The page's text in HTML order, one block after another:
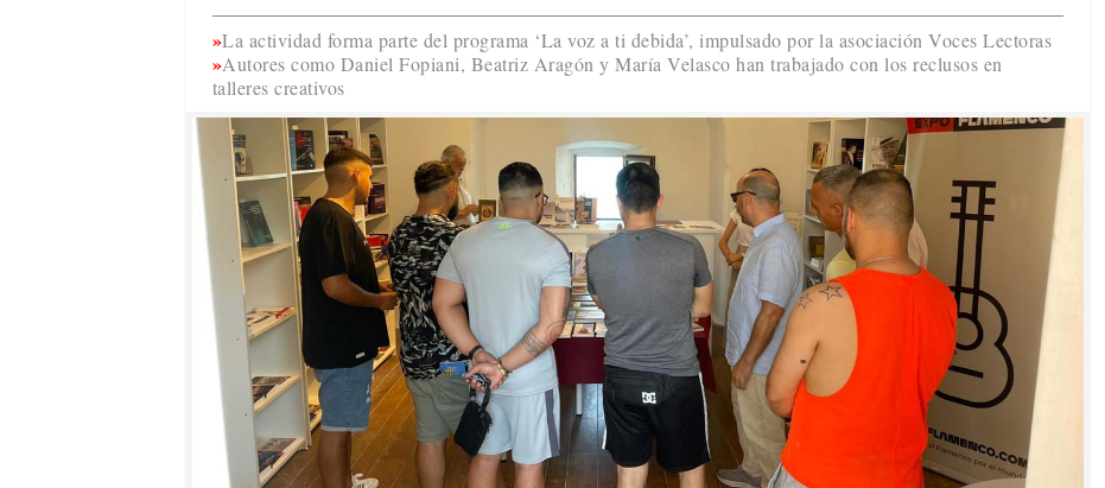
La actividad forma parte del programa ‘La voz a ti debida’, impulsado por la asociación Voces Lectoras
Autores como Daniel Fopiani, Beatriz Aragón y María Velasco han trabajado con los reclusos en
talleres creativos